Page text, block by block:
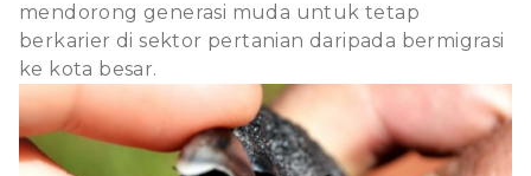
mendorong generasi muda untuk tetap
berkarier di sektor pertanian daripada bermigrasi
ke kota besar.